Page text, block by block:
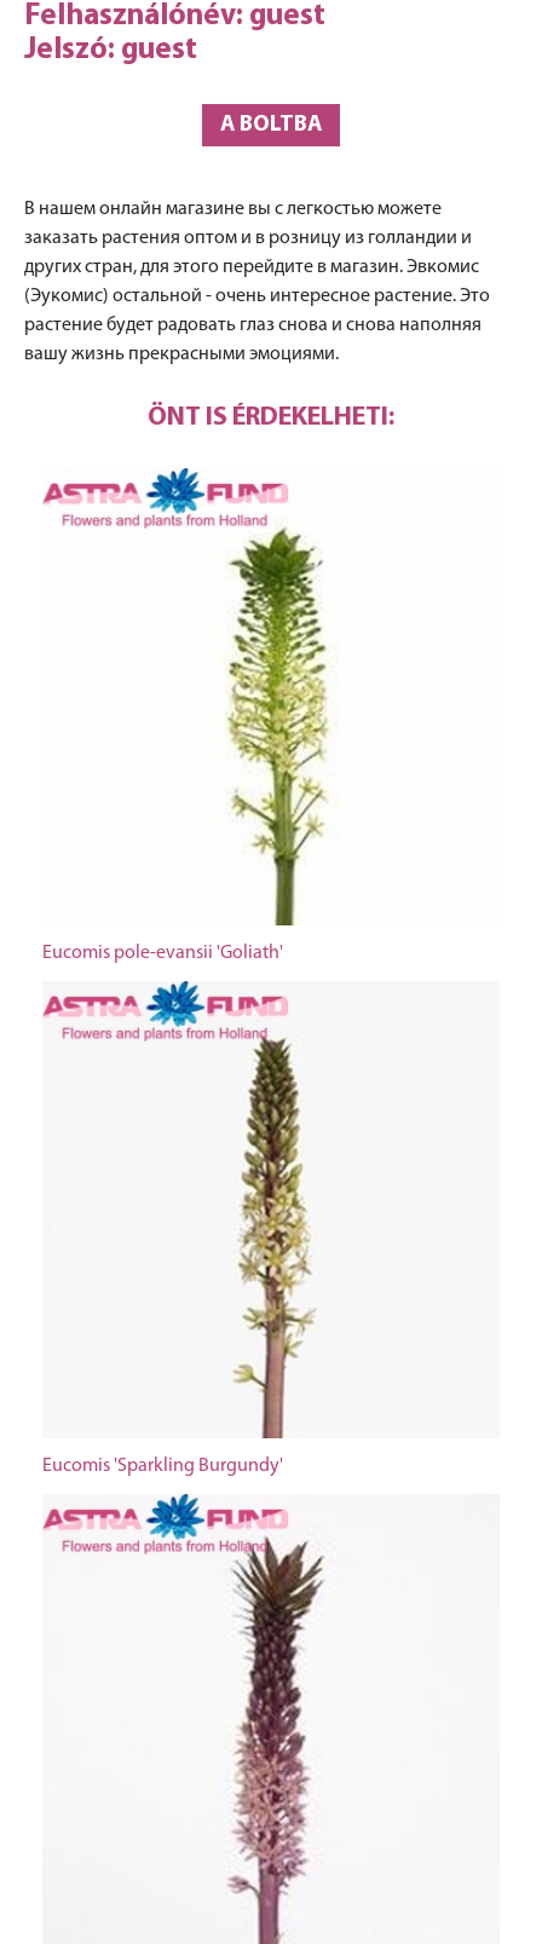
Felhasználónév: guest
Jelszó: guest
A BOLTBA
В нашем онлайн магазине вы с легкостью можете
заказать растения оптом и в розницу из голландии и
других стран, для этого перейдите в магазин. Эвкомис
(Эукомис) остальной - очень интересное растение. Это
растение будет радовать глаз снова и снова наполняя
вашу жизнь прекрасными эмоциями.
ÖNT IS ÉRDEKELHETI:
Eucomis pole-evansii 'Goliath'
Eucomis 'Sparkling Burgundy'